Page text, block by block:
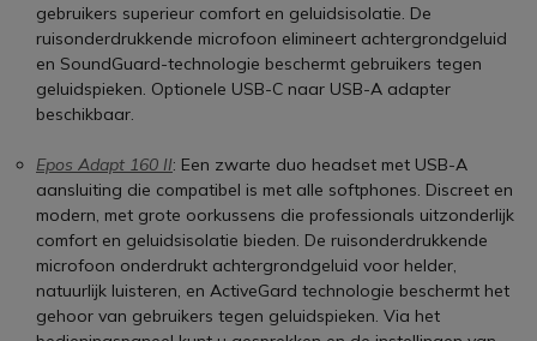
gebruikers superieur comfort en geluidsisolatie. De
ruisonderdrukkende microfoon elimineert achtergrondgeluid
en SoundGuard-technologie beschermt gebruikers tegen
geluidspieken. Optionele USB-C naar USB-A adapter
beschikbaar.
Epos Adapt 160 II: Een zwarte duo headset met USB-A
aansluiting die compatibel is met alle softphones. Discreet en
modern, met grote oorkussens die professionals uitzonderlijk
comfort en geluidsisolatie bieden. De ruisonderdrukkende
microfoon onderdrukt achtergrondgeluid voor helder,
natuurlijk luisteren, en ActiveGard technologie beschermt het
gehoor van gebruikers tegen geluidspieken. Via het